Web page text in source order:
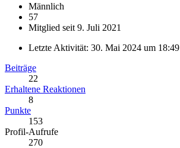
Männlich
57
Mitglied seit 9. Juli 2021
Letzte Aktivität: 30. Mai 2024 um 18:49
Beiträge
22
Erhaltene Reaktionen
8
Punkte
153
Profil-Aufrufe
270